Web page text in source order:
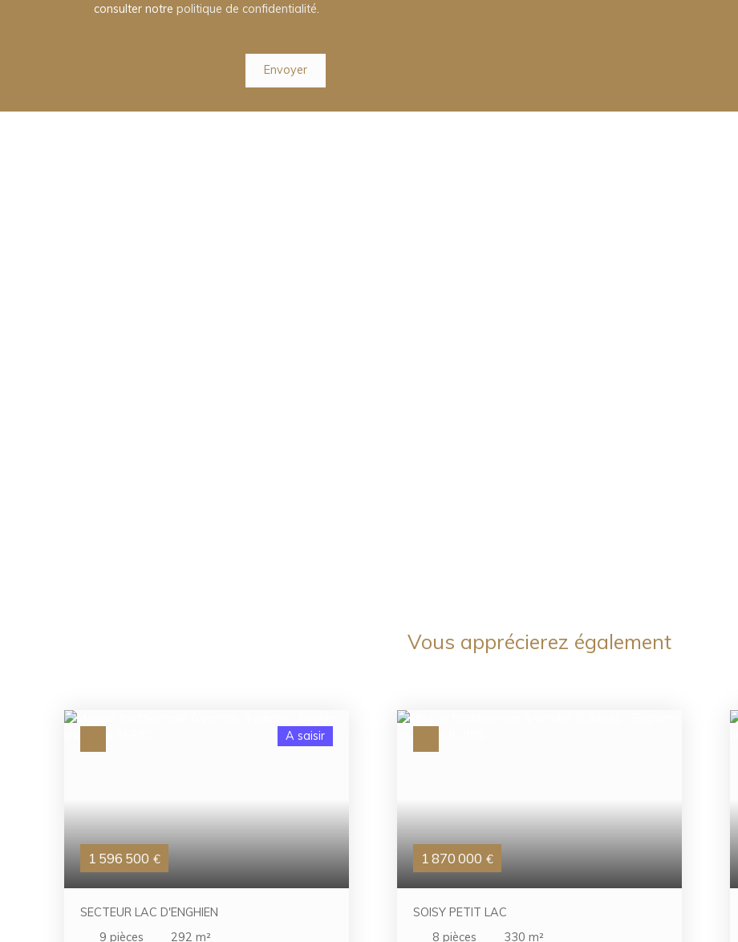
consulter notre politique de confidentialité.
Envoyer
Vous apprécierez également
1 596 500 €
A saisir
SECTEUR LAC D'ENGHIEN
9 pièces 292 m²
1 870 000 €
SOISY PETIT LAC
8 pièces 330 m²